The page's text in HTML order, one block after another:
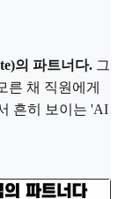
의 파트너다. 그
른 채 직원에게
흔히 보이는 'AI